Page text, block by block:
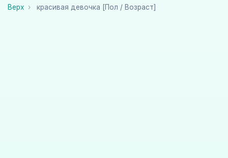
Верх красивая девочка [Пол / Возраст]